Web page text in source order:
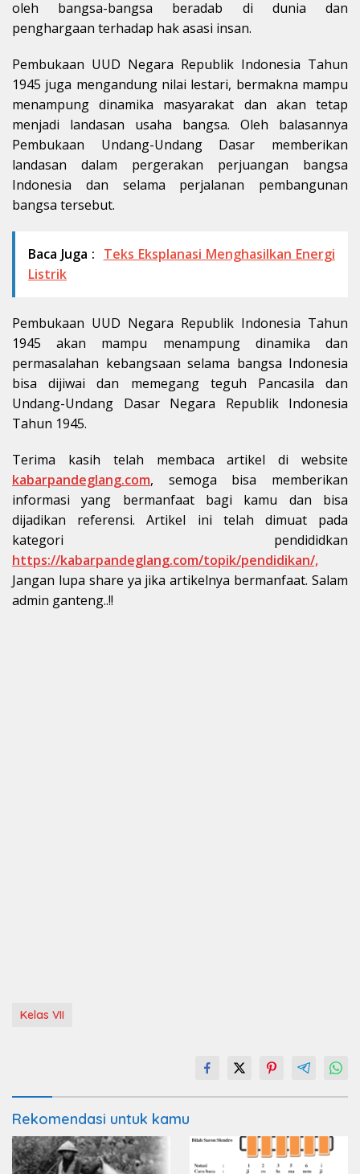
oleh bangsa-bangsa beradab di dunia dan
penghargaan terhadap hak asasi insan.
Pembukaan UUD Negara Republik Indonesia Tahun
1945 juga mengandung nilai lestari, bermakna mampu
menampung dinamika masyarakat dan akan tetap
menjadi landasan usaha bangsa. Oleh balasannya
Pembukaan Undang-Undang Dasar memberikan
landasan dalam pergerakan perjuangan bangsa
Indonesia dan selama perjalanan pembangunan
bangsa tersebut.
Baca Juga : Teks Eksplanasi Menghasilkan Energi
Listrik
Pembukaan UUD Negara Republik Indonesia Tahun
1945 akan mampu menampung dinamika dan
permasalahan kebangsaan selama bangsa Indonesia
bisa dijiwai dan memegang teguh Pancasila dan
Undang-Undang Dasar Negara Republik Indonesia
Tahun 1945.
Terima kasih telah membaca artikel di website
kabarpandeglang.com, semoga bisa memberikan
informasi yang bermanfaat bagi kamu dan bisa
dijadikan referensi. Artikel ini telah dimuat pada
kategori pendididkan
https://kabarpandeglang.com/topik/pendidikan/,
Jangan lupa share ya jika artikelnya bermanfaat. Salam
admin ganteng..!!
Kelas VII
Rekomendasi untuk kamu